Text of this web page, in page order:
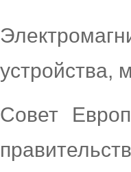
устройства,
Совет